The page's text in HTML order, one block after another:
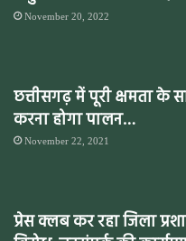
November 20, 2022
छत्तीसगढ़ में पूरी क्षमता
करना होगा पालन…
November 22, 2021
प्रेस क्लब कर रहा जिला